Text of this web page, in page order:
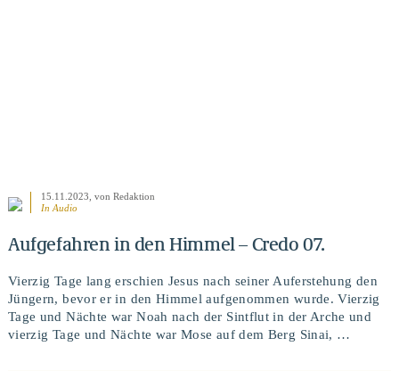
15.11.2023 , von Redaktion
In Audio
Aufgefahren in den Himmel – Credo 07.
Vierzig Tage lang erschien Jesus nach seiner Auferstehung den
Jüngern, bevor er in den Himmel aufgenommen wurde. Vierzig
Tage und Nächte war Noah nach der Sintflut in der Arche und
vierzig Tage und Nächte war Mose auf dem Berg Sinai, …